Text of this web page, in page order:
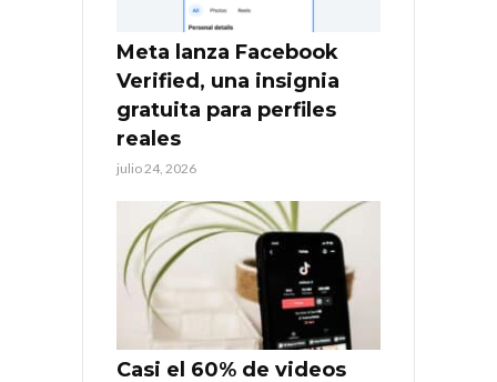
Meta lanza Facebook
Verified, una insignia
gratuita para perfiles
reales
julio 24, 2026
Casi el 60% de videos